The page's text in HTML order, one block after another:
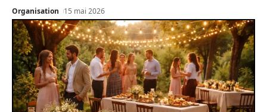
Organisation 15 mai 2026